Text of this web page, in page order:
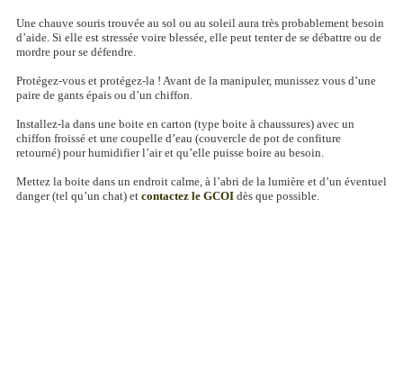
Une chauve souris trouvée au sol ou au soleil aura très probablement besoin
d’aide. Si elle est stressée voire blessée, elle peut tenter de se débattre ou de
mordre pour se défendre.
Protégez-vous et protégez-la ! Avant de la manipuler, munissez vous d’une
paire de gants épais ou d’un chiffon.
Installez-la dans une boite en carton (type boite à chaussures) avec un
chiffon froissé et une coupelle d’eau (couvercle de pot de confiture
retourné) pour humidifier l’air et qu’elle puisse boire au besoin.
Mettez la boite dans un endroit calme, à l’abri de la lumière et d’un éventuel
danger (tel qu’un chat) et contactez le GCOI dès que possible.